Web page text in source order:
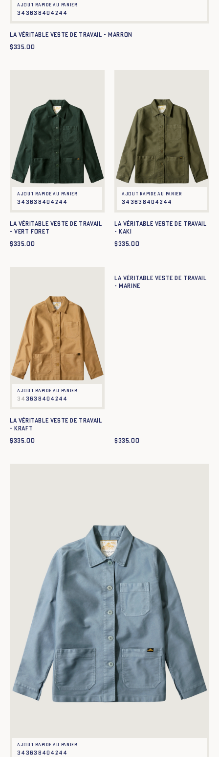
Ajout rapide au panier
34 3638 40 42 44
La Véritable Veste de Travail - MARRON
$335.00
Ajout rapide au panier
34 3638 40 42 44
La Véritable Veste de Travail
- VERT FORET
$335.00
Ajout rapide au panier
34 3638 40 42 44
La Véritable Veste de Travail
- KAKI
$335.00
Ajout rapide au panier
34 3638 40 42 44
La Véritable Veste de Travail
- KRAFT
$335.00
La Véritable Veste de Travail
- MARINE
$335.00
Ajout rapide au panier
34 3638 40 42 44